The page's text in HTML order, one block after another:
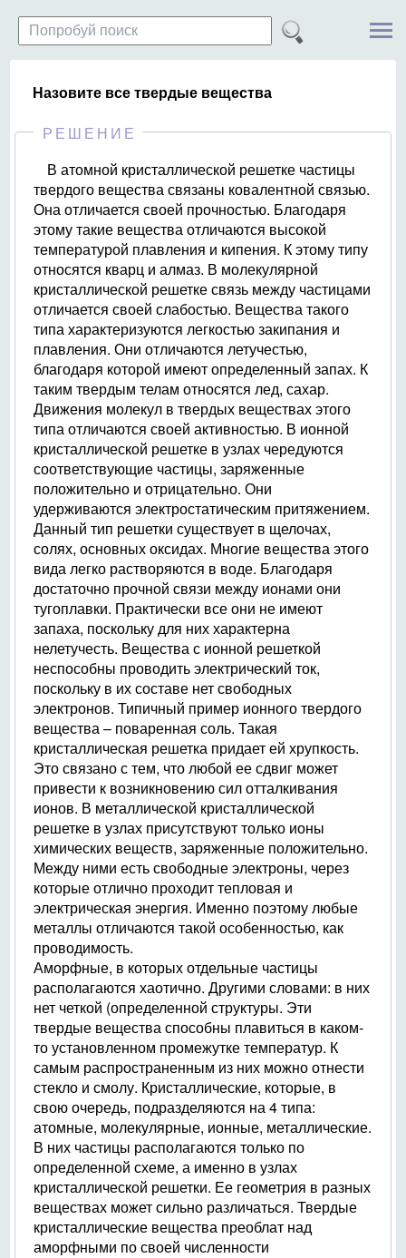
Назовите все твердые вещества
РЕШЕНИЕ
В атомной кристаллической решетке частицы
твердого вещества связаны ковалентной связью.
Она отличается своей прочностью. Благодаря
этому такие вещества отличаются высокой
температурой плавления и кипения. К этому типу
относятся кварц и алмаз. В молекулярной
кристаллической решетке связь между частицами
отличается своей слабостью. Вещества такого
типа характеризуются легкостью закипания и
плавления. Они отличаются летучестью,
благодаря которой имеют определенный запах. К
таким твердым телам относятся лед, сахар.
Движения молекул в твердых веществах этого
типа отличаются своей активностью. В ионной
кристаллической решетке в узлах чередуются
соответствующие частицы, заряженные
положительно и отрицательно. Они
удерживаются электростатическим притяжением.
Данный тип решетки существует в щелочах,
солях, основных оксидах. Многие вещества этого
вида легко растворяются в воде. Благодаря
достаточно прочной связи между ионами они
тугоплавки. Практически все они не имеют
запаха, поскольку для них характерна
нелетучесть. Вещества с ионной решеткой
неспособны проводить электрический ток,
поскольку в их составе нет свободных
электронов. Типичный пример ионного твердого
вещества – поваренная соль. Такая
кристаллическая решетка придает ей хрупкость.
Это связано с тем, что любой ее сдвиг может
привести к возникновению сил отталкивания
ионов. В металлической кристаллической
решетке в узлах присутствуют только ионы
химических веществ, заряженные положительно.
Между ними есть свободные электроны, через
которые отлично проходит тепловая и
электрическая энергия. Именно поэтому любые
металлы отличаются такой особенностью, как
проводимость.
Аморфные, в которых отдельные частицы
располагаются хаотично. Другими словами: в них
нет четкой (определенной структуры. Эти
твердые вещества способны плавиться в каком-
то установленном промежутке температур. К
самым распространенным из них можно отнести
стекло и смолу. Кристаллические, которые, в
свою очередь, подразделяются на 4 типа:
атомные, молекулярные, ионные, металлические.
В них частицы располагаются только по
определенной схеме, а именно в узлах
кристаллической решетки. Ее геометрия в разных
веществах может сильно различаться. Твердые
кристаллические вещества преоблат над
аморфными по своей численности